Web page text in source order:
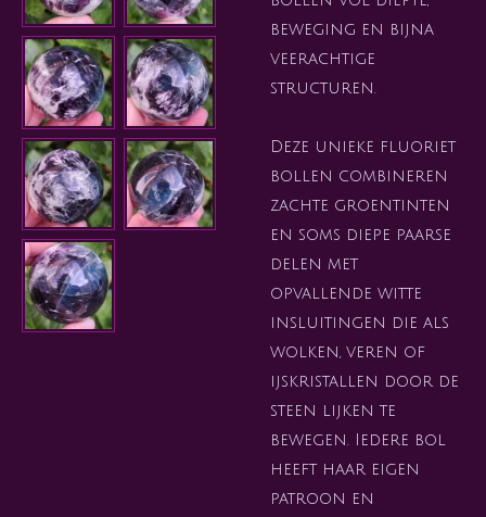
beweging en bijna
veerachtige
structuren.
Deze unieke fluoriet
bollen combineren
zachte groentinten
en soms diepe paarse
delen met
opvallende witte
insluitingen die als
wolken, veren of
ijskristallen door de
steen lijken te
bewegen. Iedere bol
heeft haar eigen
patroon en